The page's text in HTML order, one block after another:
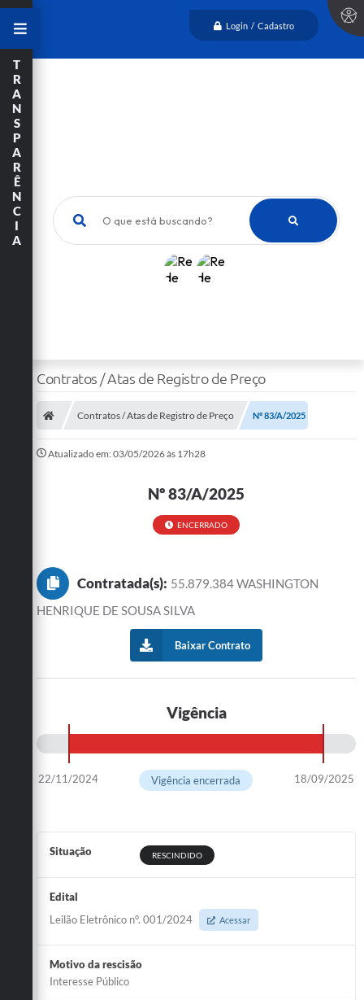
Login / Cadastro
O que está buscando?
T
R
A
N
S
P
A
R
Ê
N
C
I
A
Contratos / Atas de Registro de Preço
Contratos / Atas de Registro de Preço Nº 83/A/2025
Atualizado em: 03/05/2026 às 17h28
Nº 83/A/2025
ENCERRADO
Contratada(s): 55.879.384 WASHINGTON
HENRIQUE DE SOUSA SILVA
Baixar Contrato
Vigência
22/11/2024 18/09/2025
Vigência encerrada
Situação RESCINDIDO
Edital
Leilão Eletrônico n°. 001/2024
Acessar
Motivo da rescisão
Interesse Público